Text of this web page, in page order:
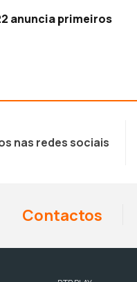
anuncia primeiros
nas redes sociais
Contactos